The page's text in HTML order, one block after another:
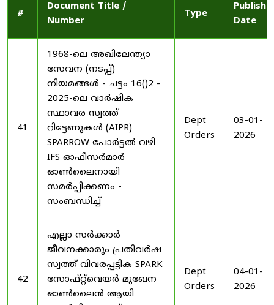
#
Document Title /
Number
Type
Date
41
1968-ലെ അഖിലേന്ത്യാ
സേവന (നടപ്പ്)
നിയമങ്ങൾ - ചട്ടം 16()2 -
2025-ലെ വാർഷിക
സ്ഥാവര സ്വത്ത്
റിട്ടേണുകൾ (AIPR)
SPARROW പോർട്ടൽ വഴി
IFS ഓഫീസർമാർ
ഓൺലൈനായി
സമർപ്പിക്കണം -
സംബന്ധിച്ച്
Dept
Orders
03-01-
2026
42
എല്ലാ സർക്കാർ
ജീവനക്കാരും പ്രതിവർഷ
സ്വത്ത് വിവരപ്പട്ടിക SPARK
സോഫ്റ്റ്‌വെയർ മുഖേന
ഓൺലൈൻ ആയി
Dept
Orders
04-01-
2026